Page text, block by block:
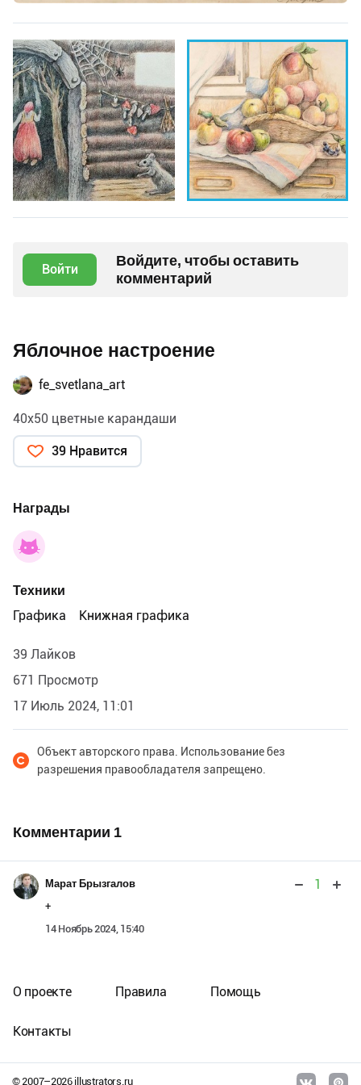
Войти
Войдите, чтобы оставить
комментарий
Яблочное настроение
fe_svetlana_art
40х50 цветные карандаши
39 Нравится
Награды
Техники
Графика
Книжная графика
39 Лайков
671 Просмотр
17 Июль 2024, 11:01
Объект авторского права. Использование без
разрешения правообладателя запрещено.
Комментарии 1
Марат Брызгалов 1
+
14 Ноябрь 2024, 15:40
© 2007–2026illustrators.ru
О проекте Правила Помощь
Контакты